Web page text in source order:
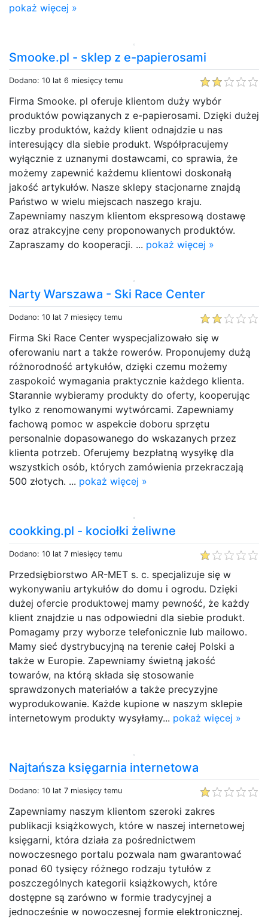
pokaż więcej »
Smooke.pl - sklep z e-papierosami
Dodano: 10 lat 6 miesięcy temu
Firma Smooke. pl oferuje klientom duży wybór
produktów powiązanych z e-papierosami. Dzięki dużej
liczby produktów, każdy klient odnajdzie u nas
interesujący dla siebie produkt. Współpracujemy
wyłącznie z uznanymi dostawcami, co sprawia, że
możemy zapewnić każdemu klientowi doskonałą
jakość artykułów. Nasze sklepy stacjonarne znajdą
Państwo w wielu miejscach naszego kraju.
Zapewniamy naszym klientom ekspresową dostawę
oraz atrakcyjne ceny proponowanych produktów.
Zapraszamy do kooperacji. ... pokaż więcej »
Narty Warszawa - Ski Race Center
Dodano: 10 lat 7 miesięcy temu
Firma Ski Race Center wyspecjalizowało się w
oferowaniu nart a także rowerów. Proponujemy dużą
różnorodność artykułów, dzięki czemu możemy
zaspokoić wymagania praktycznie każdego klienta.
Starannie wybieramy produkty do oferty, kooperując
tylko z renomowanymi wytwórcami. Zapewniamy
fachową pomoc w aspekcie doboru sprzętu
personalnie dopasowanego do wskazanych przez
klienta potrzeb. Oferujemy bezpłatną wysyłkę dla
wszystkich osób, których zamówienia przekraczają
500 złotych. ... pokaż więcej »
cookking.pl - kociołki żeliwne
Dodano: 10 lat 7 miesięcy temu
Przedsiębiorstwo AR-MET s. c. specjalizuje się w
wykonywaniu artykułów do domu i ogrodu. Dzięki
dużej ofercie produktowej mamy pewność, że każdy
klient znajdzie u nas odpowiedni dla siebie produkt.
Pomagamy przy wyborze telefonicznie lub mailowo.
Mamy sieć dystrybucyjną na terenie całej Polski a
także w Europie. Zapewniamy świetną jakość
towarów, na którą składa się stosowanie
sprawdzonych materiałów a także precyzyjne
wyprodukowanie. Każde kupione w naszym sklepie
internetowym produkty wysyłamy... pokaż więcej »
Najtańsza księgarnia internetowa
Dodano: 10 lat 7 miesięcy temu
Zapewniamy naszym klientom szeroki zakres
publikacji książkowych, które w naszej internetowej
księgarni, która działa za pośrednictwem
nowoczesnego portalu pozwala nam gwarantować
ponad 60 tysięcy różnego rodzaju tytułów z
poszczególnych kategorii książkowych, które
dostępne są zarówno w formie tradycyjnej a
jednocześnie w nowoczesnej formie elektronicznej.